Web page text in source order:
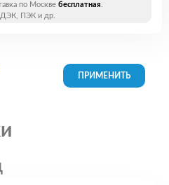
по Москве бесплатная.
ПЭК и др.
все